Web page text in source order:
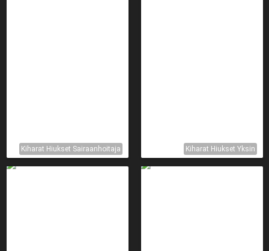
Kiharat Hiukset Sairaanhoitaja Kiharat Hiukset Yksin